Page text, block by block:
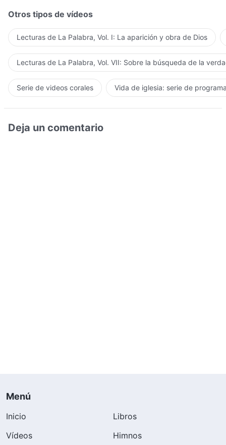
Otros tipos de vídeos
Lecturas de La Palabra, Vol. I: La aparición y obra de Dios
Lecturas de La Palabra, Vol. VII: Sobre la búsqueda de la
Serie de videos corales Vida de iglesia: serie de
Deja un comentario
Menú
Inicio
Libros
Vídeos
Himnos